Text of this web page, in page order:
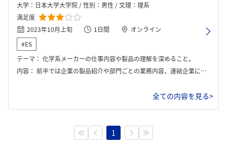
大学：日本大学大学院 / 性別：男性 / 文理：理系
満足度
2023年10月上旬
1日間
オンライン
#ES
テーマ： 化学系メーカーの仕事内容や製品の理解を深めること。
内容： 前半では企業の製品紹介や部門ごとの業務内容，連結企業についての説明が行われた。後半では，グループワークを行った。
全ての内容を見る>
1